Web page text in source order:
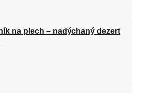
na plech – nadýchaný dezert